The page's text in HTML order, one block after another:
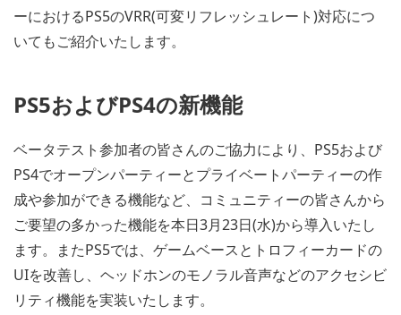
ーにおけるPS5のVRR(可変リフレッシュレート)対応につ
いてもご紹介いたします。
PS5およびPS4の新機能
ベータテスト参加者の皆さんのご協力により、PS5および
PS4でオープンパーティーとプライベートパーティーの作
成や参加ができる機能など、コミュニティーの皆さんから
ご要望の多かった機能を本日3月23日(水)から導入いたし
ます。またPS5では、ゲームベースとトロフィーカードの
UIを改善し、ヘッドホンのモノラル音声などのアクセシビ
リティ機能を実装いたします。